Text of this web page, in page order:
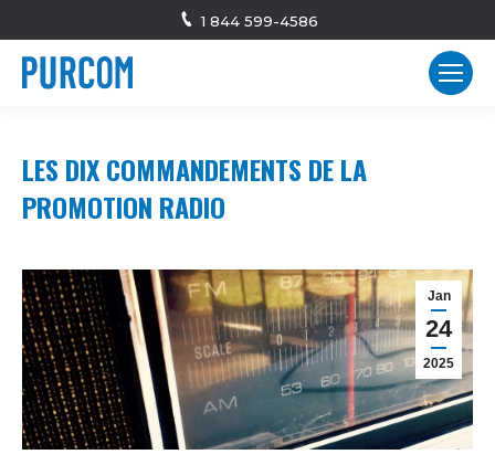
1 844 599-4586
LES DIX COMMANDEMENTS DE LA
PROMOTION RADIO
Jan
24
2025